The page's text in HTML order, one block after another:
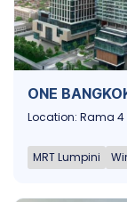
ONE
Location: Rama 4
MRT Lumpini